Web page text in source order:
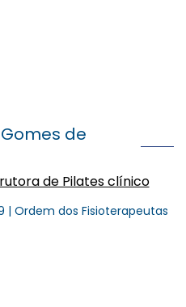
de
de Pilates clínico
| Ordem dos Fisioterapeutas